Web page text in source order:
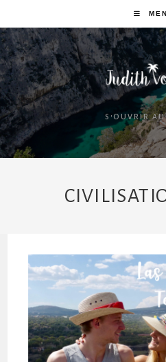
S'OUVRIR